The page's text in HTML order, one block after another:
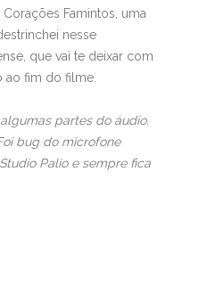
Famintos, uma
nesse
que vai te deixar com
fim do filme.
partes do áudio.
bug do microfone
Palio e sempre fica